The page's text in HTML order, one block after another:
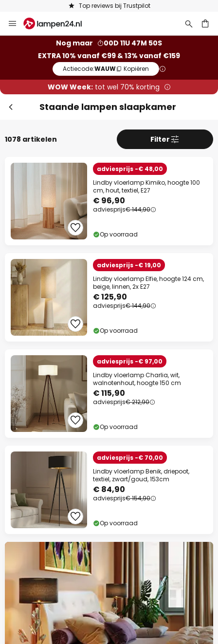
Keuze uit 50.000 lampen
naar
Nog maar
00D 11U 47M 48S
EXTRA 10% vanaf €99 & 13% vanaf €159
Actiecode:WAUW Kopiëren
WOW Week:tot wel 70% korting
Staande lampen slaapkamer
1078 artikelen Filter
adviesprijs -€ 48,00
Lindby vloerlamp Kimiko, hoogte 100
cm, hout, textiel, E27
€ 96,90
adviesprijs€ 144,90
Op voorraad
adviesprijs -€ 19,00
Lindby vloerlamp Elfie, hoogte 124 cm,
beige, linnen, 2x E27
€ 125,90
adviesprijs€ 144,90
Op voorraad
adviesprijs -€ 97,00
Lindby vloerlamp Charlia, wit,
walnotenhout, hoogte 150 cm
€ 115,90
adviesprijs€ 212,90
Op voorraad
adviesprijs -€ 70,00
Lindby vloerlamp Benik, driepoot,
textiel, zwart/goud, 153cm
€ 84,90
adviesprijs€ 154,90
Op voorraad
10% kortingvanaf €99
13% kortingvanaf €159
Actiecode:WAUW Kopiëren
Nu besparen
*Uitgesloten merken